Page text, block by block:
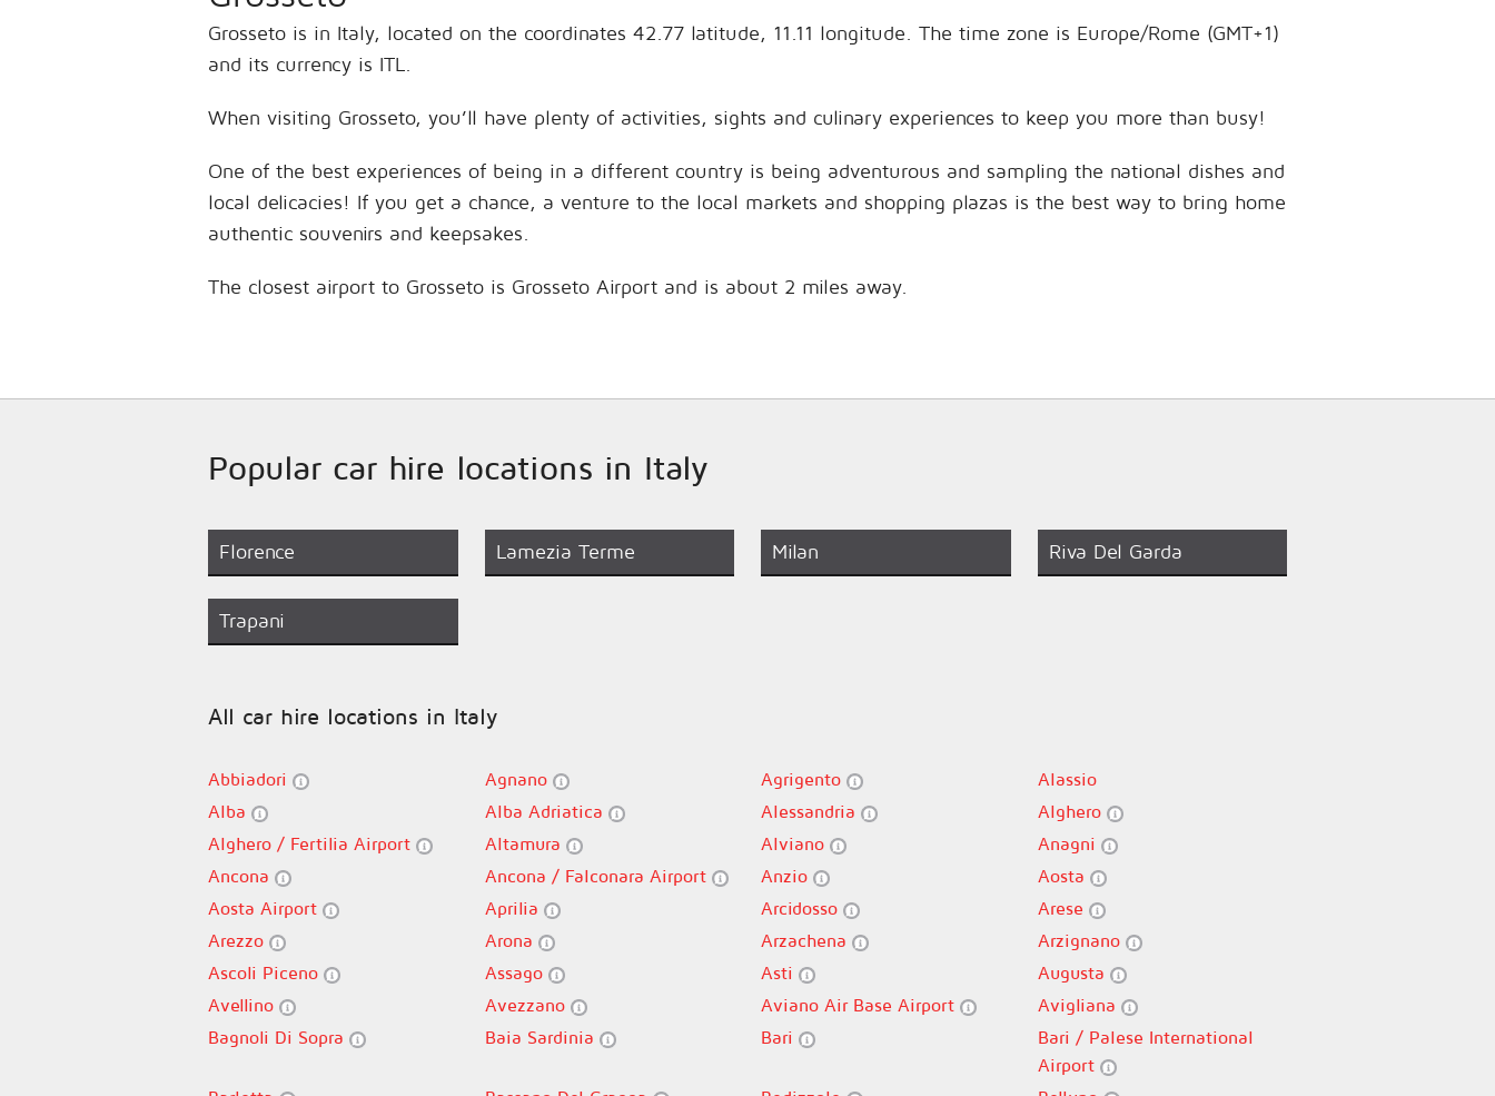
Grosseto is in Italy, located on the coordinates 42.77 latitude, 11.11 longitude. The time zone is Europe/Rome (GMT+1)
and its currency is ITL.
When visiting Grosseto, you’ll have plenty of activities, sights and culinary experiences to keep you more than busy!
One of the best experiences of being in a different country is being adventurous and sampling the national dishes and
local delicacies! If you get a chance, a venture to the local markets and shopping plazas is the best way to bring home
authentic souvenirs and keepsakes.
The closest airport to Grosseto is Grosseto Airport and is about 2 miles away.
Popular car hire locations in Italy
Florence Lamezia Terme Milan Riva Del Garda
Trapani
All car hire locations in Italy
Abbiadori Agnano Agrigento
Alassio
Alba
Alba Adriatica Alessandria
Alghero
Alghero / Fertilia Airport
Altamura Alviano
Anagni
Ancona
Ancona / Falconara Airport Anzio
Aosta
Aosta Airport
Aprilia Arcidosso
Arese
Arezzo
Arona Arzachena
Arzignano
Ascoli Piceno
Assago Asti
Augusta
Avellino
Avezzano Aviano Air Base Airport
Avigliana
Bagnoli Di Sopra
Baia Sardinia Bari
Bari / Palese International
Airport